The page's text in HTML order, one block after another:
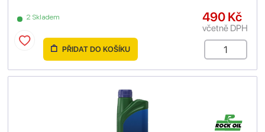
2 Skladem 490 Kč
včetně DPH
PŘIDAT DO KOŠÍKU